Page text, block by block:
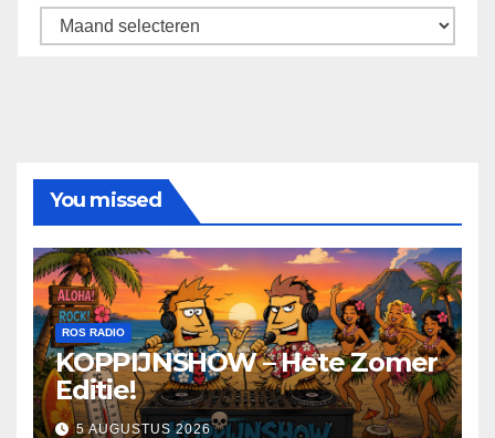
Archief
You missed
ROS RADIO
KOPPIJNSHOW – Hete Zomer
Editie!
5 AUGUSTUS 2026